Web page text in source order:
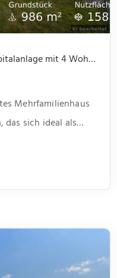
Neu im Angebot: Gepflegte Kapitalanlage mit 4 Wohnungen und 4 Garagen, ruhige Lage
Mehrfamilienhaus
das sich ideal als